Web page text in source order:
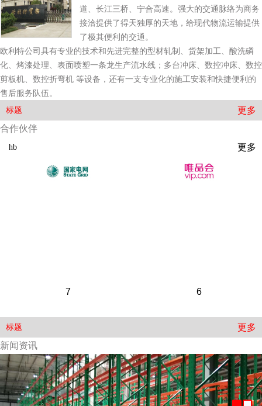
道、长江三桥、宁合高速。强大的交通脉络为商务
接洽提供了得天独厚的天地，给现代物流运输提供
了极其便利的交通。
欧利特公司具有专业的技术和先进完整的型材轧制、货架加工、酸洗磷
化、烤漆处理、表面喷塑一条龙生产流水线；多台冲床、数控冲床、数控
剪板机、数控折弯机 等设备，还有一支专业化的施工安装和快捷便利的
售后服务队伍。
标题
更多
合作伙伴
hb 更多
标题
更多
新闻资讯